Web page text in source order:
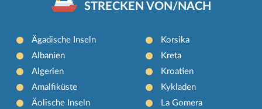
STRECKEN VON/NACH
Ägadische Inseln
Albanien
Algerien
Amalfiküste
Äolische Inseln
Korsika
Kreta
Kroatien
Kykladen
La Gomera